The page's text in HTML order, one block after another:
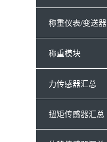
称重仪表/变送器
称重模块
力传感器汇总
扭矩传感器汇总